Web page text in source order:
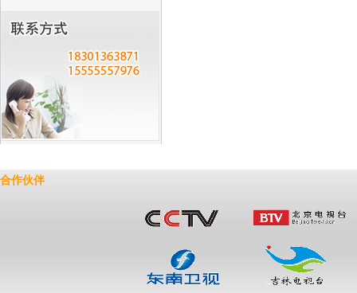
合作伙伴